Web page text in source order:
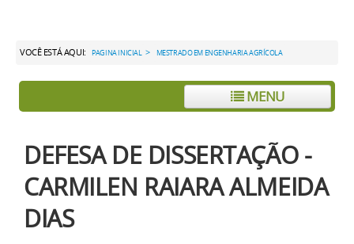
VOCÊ ESTÁ AQUI: PAGINA INICIAL > MESTRADO EM ENGENHARIA AGRÍCOLA
MENU
DEFESA DE DISSERTAÇÃO -
CARMILEN RAIARA ALMEIDA
DIAS